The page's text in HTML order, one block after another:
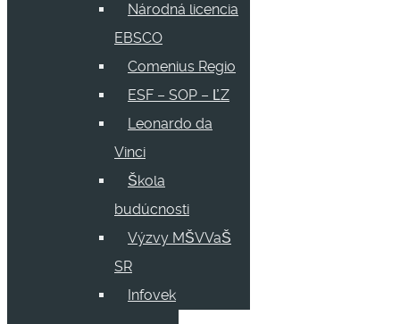
Národná licencia
EBSCO
Comenius Regio
ESF – SOP – ĽZ
Leonardo da
Vinci
Škola
budúcnosti
Výzvy MŠVVaŠ
SR
Infovek